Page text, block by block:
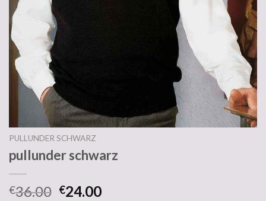
PULLUNDER SCHWARZ
pullunder schwarz
€36.00 €24.00